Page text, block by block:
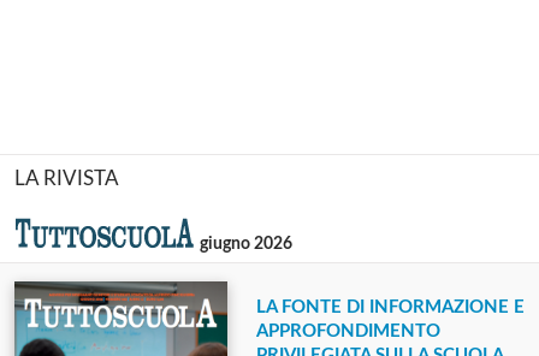
LA RIVISTA
giugno 2026
LA FONTE DI INFORMAZIONE E
APPROFONDIMENTO